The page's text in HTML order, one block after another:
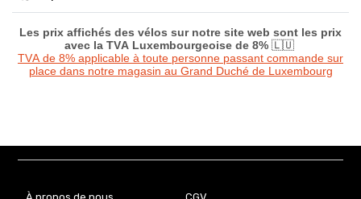
Les prix affichés des vélos sur notre site web sont les prix
avec la TVA Luxembourgeoise de 8% 🇱🇺
TVA de 8% applicable à toute personne passant commande sur
place dans notre magasin au Grand Duché de Luxembourg